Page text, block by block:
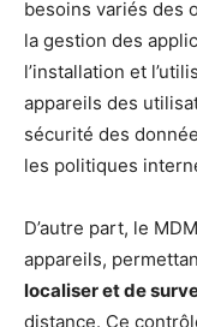
besoins variés des
la gestion des
l’installation et
appareils des
sécurité des
les politiques
D’autre part, le
appareils,
localiser et de
distance. Ce